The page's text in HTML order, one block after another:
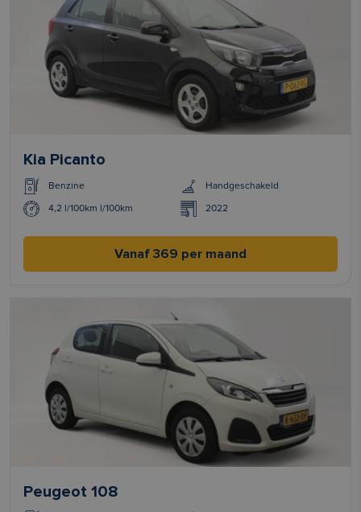
Kia Picanto
Benzine Handgeschakeld
4,2 l/100km l/100km 2022
Vanaf 369 per maand
Peugeot 108